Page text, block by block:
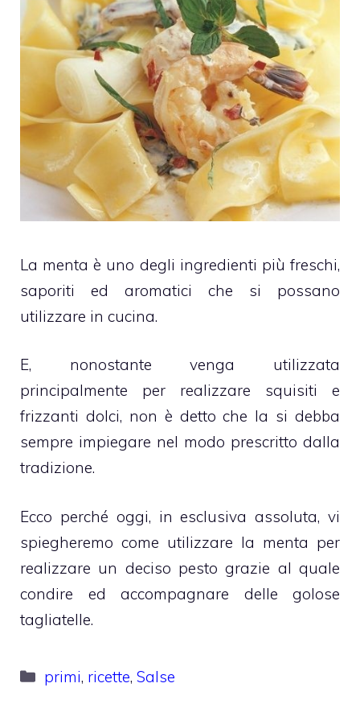
La menta è uno degli ingredienti più freschi,
saporiti ed aromatici che si possano
utilizzare in cucina.
E, nonostante venga utilizzata
principalmente per realizzare squisiti e
frizzanti dolci, non è detto che la si debba
sempre impiegare nel modo prescritto dalla
tradizione.
Ecco perché oggi, in esclusiva assoluta, vi
spiegheremo come utilizzare la menta per
realizzare un deciso pesto grazie al quale
condire ed accompagnare delle golose
tagliatelle.
Categorie
primi, ricette,Salse